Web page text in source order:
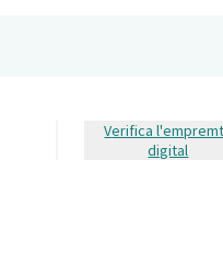
Verifica l'empremta
digital